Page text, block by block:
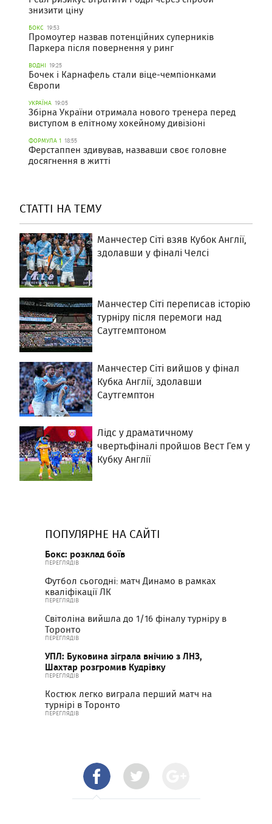
знизити ціну
БОКС 19:53
Промоутер назвав потенційних суперників
Паркера після повернення у ринг
ВОДНІ 19:25
Бочек і Карнафель стали віце-чемпіонками
Європи
УКРАЇНА 19:05
Збірна України отримала нового тренера перед
виступом в елітному хокейному дивізіоні
ФОРМУЛА 1 18:55
Ферстаппен здивував, назвавши своє головне
досягнення в житті
СТАТТІ НА ТЕМУ
Манчестер Сіті взяв Кубок Англії,
здолавши у фіналі Челсі
Манчестер Сіті переписав історію
турніру після перемоги над
Саутгемптоном
Манчестер Сіті вийшов у фінал
Кубка Англії, здолавши
Саутгемптон
Лідс у драматичному
чвертьфіналі пройшов Вест Гем у
Кубку Англії
ПОПУЛЯРНЕ НА САЙТІ
Бокс: розклад боїв
ПЕРЕГЛЯДІВ
Футбол сьогодні: матч Динамо в рамках
кваліфікації ЛК
ПЕРЕГЛЯДІВ
Світоліна вийшла до 1/16 фіналу турніру в
Торонто
ПЕРЕГЛЯДІВ
УПЛ: Буковина зіграла внічию з ЛНЗ,
Шахтар розгромив Кудрівку
ПЕРЕГЛЯДІВ
Костюк легко виграла перший матч на
турнірі в Торонто
ПЕРЕГЛЯДІВ